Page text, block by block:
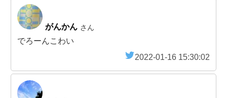
がんかん さん
でろーんこわい
2022-01-16 15:30:02